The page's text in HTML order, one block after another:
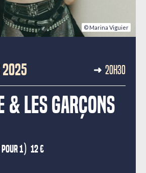
© Marina Viguier
2025 20H30
& LES GARÇONS
pour 1) 12 €